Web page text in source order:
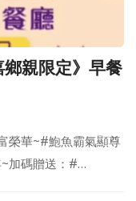
親限定》早餐
榮華~#鮑魚霸氣顯尊
加碼贈送：#…